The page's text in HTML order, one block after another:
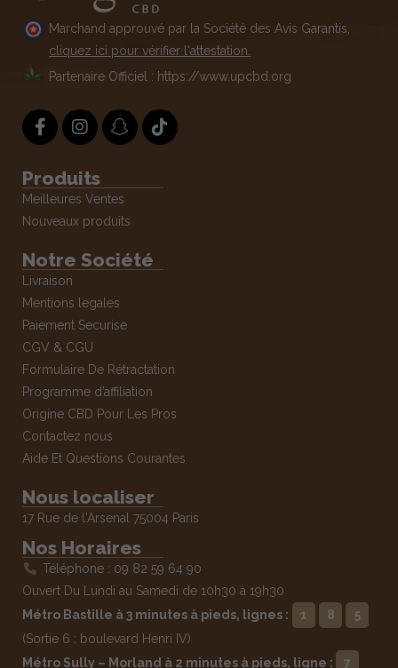
Marchand approuvé par la Société des Avis Garantis,
cliquez ici pour vérifier l'attestation.
Partenaire Officiel : https://www.upcbd.org
Produits
Meilleures Ventes
Nouveaux produits
Notre Société
Livraison
Mentions legales
Paiement Securise
CGV & CGU
Formulaire De Rétractation
Programme d’affiliation
Origine CBD Pour Les Pros
Contactez nous
Aide Et Questions Courantes
Nous localiser
17 Rue de l'Arsenal 75004 Paris
Nos Horaires
Téléphone : 09 82 59 64 90
Ouvert Du Lundi au Samedi de 10h30 à 19h30
Métro Bastille à 3 minutes à pieds, lignes :
1 8
5
(Sortie 6 : boulevard Henri IV)
Métro Sully – Morland à 2 minutes à pieds, ligne :
7